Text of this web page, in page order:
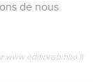
de nous
www.editionsbiblio.fr